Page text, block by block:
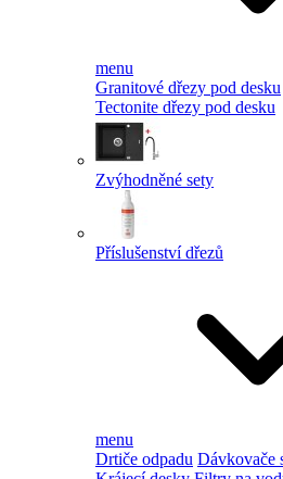
menu
Granitové dřezy pod desku
Tectonite dřezy pod desku
Zvýhodněné sety
Příslušenství dřezů
menu
Drtiče odpadu Dávkovače